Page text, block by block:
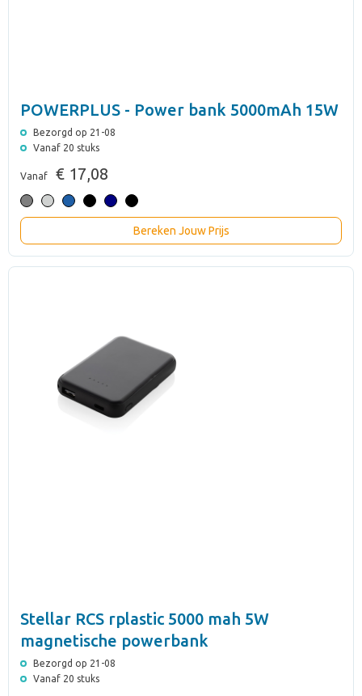
POWERPLUS - Power bank 5000mAh 15W
Bezorgd op 21-08
Vanaf 20 stuks
Vanaf € 17,08
Bereken Jouw Prijs
Stellar RCS rplastic 5000 mah 5W
magnetische powerbank
Bezorgd op 21-08
Vanaf 20 stuks